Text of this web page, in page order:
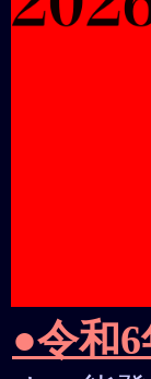
●令和